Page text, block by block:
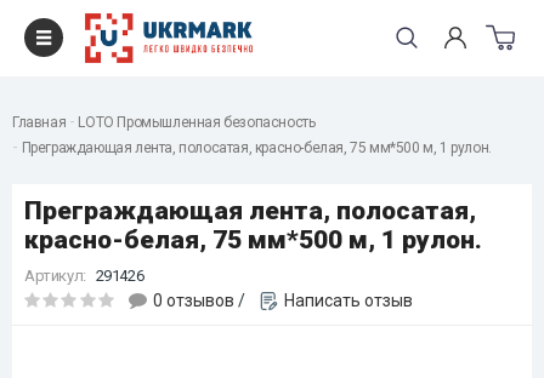
Главная
LOTO Промышленная безопасность
Преграждающая лента, полосатая, красно-белая, 75 мм*500 м, 1 рулон.
Преграждающая лента, полосатая,
красно-белая, 75 мм*500 м, 1 рулон.
Артикул: 291426
0 отзывов / Написать отзыв